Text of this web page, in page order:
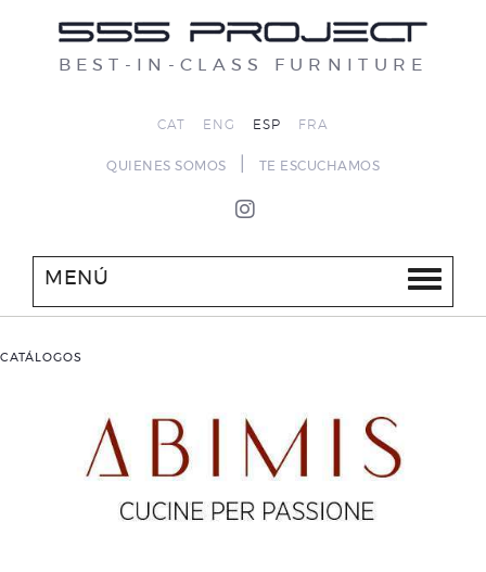
BEST-IN-CLASS FURNITURE
CAT ENG ESP FRA
QUIENES SOMOS TE ESCUCHAMOS
MENÚ
CATÁLOGOS